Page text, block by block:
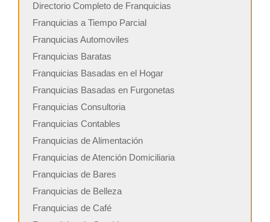
Directorio Completo de Franquicias
Franquicias a Tiempo Parcial
Franquicias Automoviles
Franquicias Baratas
Franquicias Basadas en el Hogar
Franquicias Basadas en Furgonetas
Franquicias Consultoria
Franquicias Contables
Franquicias de Alimentación
Franquicias de Atención Domiciliaria
Franquicias de Bares
Franquicias de Belleza
Franquicias de Café